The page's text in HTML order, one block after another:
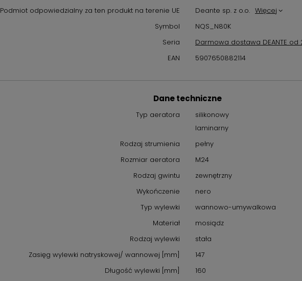
Podmiot odpowiedzialny za ten produkt na terenie UE
Deante sp. z o.o. Więcej
Symbol
NQS_N80K
Seria
Darmowa dostawa DEANTE od
EAN
5907650882114
Dane techniczne
Typ aeratora
silikonowy
laminarny
Rodzaj strumienia
pełny
Rozmiar aeratora
M24
Rodzaj gwintu
zewnętrzny
Wykończenie
nero
Typ wylewki
wannowo-umywalkowa
Materiał
mosiądz
Rodzaj wylewki
stała
Zasięg wylewki natryskowej/ wannowej [mm]
147
Długość wylewki [mm]
160